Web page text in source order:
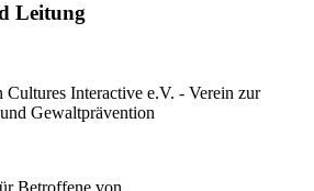
Leitung
Cultures Interactive e.V. - Verein zur
Gewaltprävention
Betroffene von